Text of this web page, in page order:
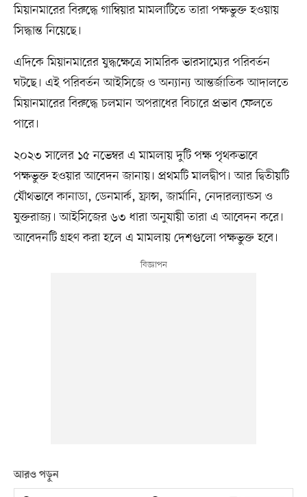
মিয়ানমারের বিরুদ্ধে গাম্বিয়ার মামলাটিতে তারা পক্ষভুক্ত হওয়ায়
সিদ্ধান্ত নিয়েছে।
এদিকে মিয়ানমারের যুদ্ধক্ষেত্রে সামরিক ভারসাম্যের পরিবর্তন
ঘটছে। এই পরিবর্তন আইসিজে ও অন্যান্য আন্তর্জাতিক আদালতে
মিয়ানমারের বিরুদ্ধে চলমান অপরাধের বিচারে প্রভাব ফেলতে
পারে।
২০২৩ সালের ১৫ নভেম্বর এ মামলায় দুটি পক্ষ পৃথকভাবে
পক্ষভুক্ত হওয়ার আবেদন জানায়। প্রথমটি মালদ্বীপ। আর দ্বিতীয়টি
যৌথভাবে কানাডা, ডেনমার্ক, ফ্রান্স, জার্মানি, নেদারল্যান্ডস ও
যুক্তরাজ্য। আইসিজের ৬৩ ধারা অনুযায়ী তারা এ আবেদন করে।
আবেদনটি গ্রহণ করা হলে এ মামলায় দেশগুলো পক্ষভুক্ত হবে।
আরও পড়ুন